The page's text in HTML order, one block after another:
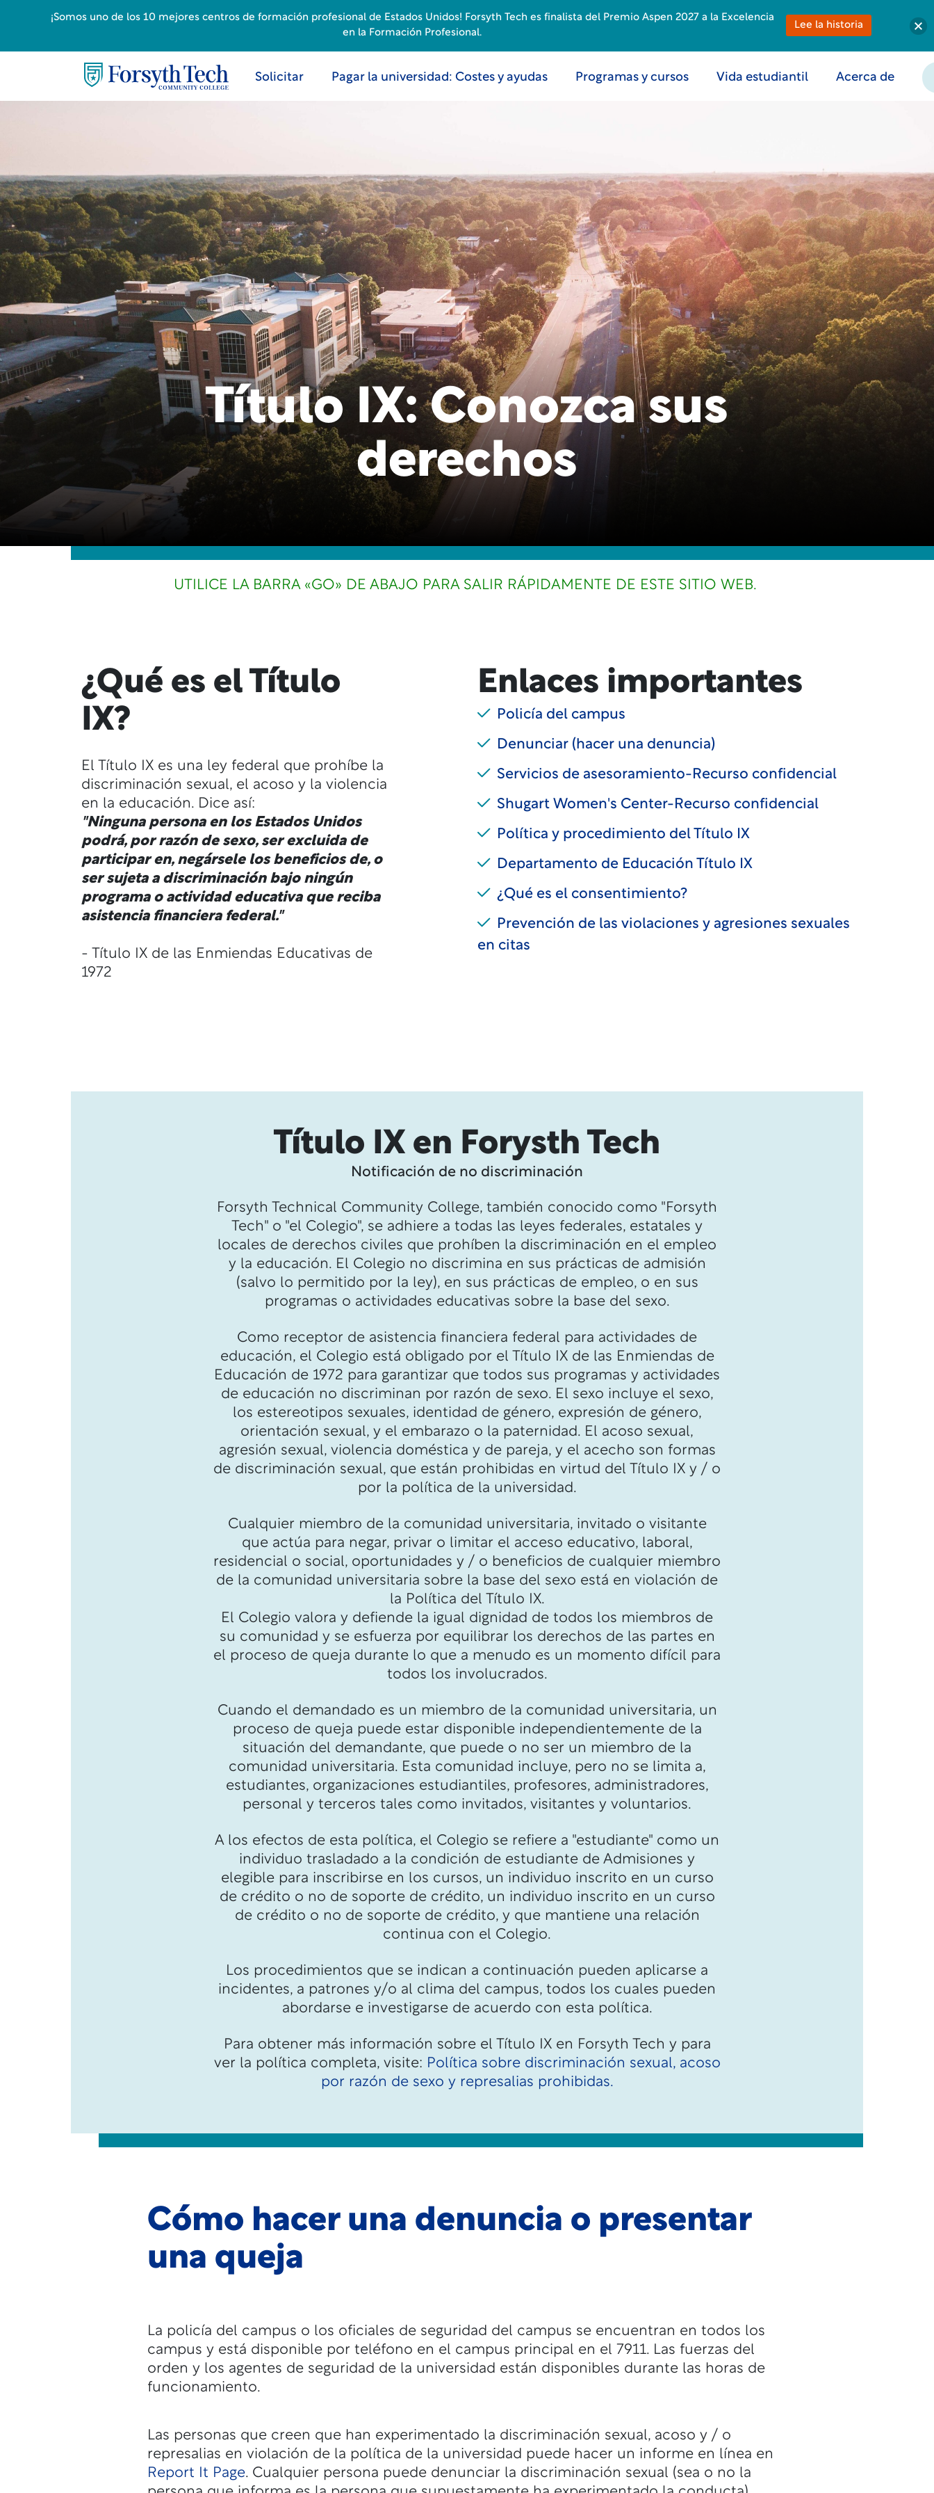
Solicitar Pagar la universidad: Costes y ayudas Programas y cursos Vida estudiantil Acerca de
Título IX: Conozca sus
derechos
UTILICE LA BARRA «GO» DE ABAJO PARA SALIR RÁPIDAMENTE DE ESTE SITIO WEB.
¿Qué es el Título
IX?
El Título IX es una ley federal que prohíbe la
discriminación sexual, el acoso y la violencia
en la educación. Dice así:
"Ninguna persona en los Estados Unidos
podrá, por razón de sexo, ser excluida de
participar en, negársele los beneficios de, o
ser sujeta a discriminación bajo ningún
programa o actividad educativa que reciba
asistencia financiera federal."
- Título IX de las Enmiendas Educativas de
1972
Enlaces importantes
Policía del campus
Denunciar (hacer una denuncia)
Servicios de asesoramiento-Recurso confidencial
Shugart Women's Center-Recurso confidencial
Política y procedimiento del Título IX
Departamento de Educación Título IX
¿Qué es el consentimiento?
Prevención de las violaciones y agresiones sexuales
en citas
Título IX en Forysth Tech
Notificación de no discriminación
Forsyth Technical Community College, también conocido como "Forsyth
Tech" o "el Colegio", se adhiere a todas las leyes federales, estatales y
locales de derechos civiles que prohíben la discriminación en el empleo
y la educación. El Colegio no discrimina en sus prácticas de admisión
(salvo lo permitido por la ley), en sus prácticas de empleo, o en sus
programas o actividades educativas sobre la base del sexo.
Como receptor de asistencia financiera federal para actividades de
educación, el Colegio está obligado por el Título IX de las Enmiendas de
Educación de 1972 para garantizar que todos sus programas y actividades
de educación no discriminan por razón de sexo. El sexo incluye el sexo,
los estereotipos sexuales, identidad de género, expresión de género,
orientación sexual, y el embarazo o la paternidad. El acoso sexual,
agresión sexual, violencia doméstica y de pareja, y el acecho son formas
de discriminación sexual, que están prohibidas en virtud del Título IX y / o
por la política de la universidad.
Cualquier miembro de la comunidad universitaria, invitado o visitante
que actúa para negar, privar o limitar el acceso educativo, laboral,
residencial o social, oportunidades y / o beneficios de cualquier miembro
de la comunidad universitaria sobre la base del sexo está en violación de
la Política del Título IX.
El Colegio valora y defiende la igual dignidad de todos los miembros de
su comunidad y se esfuerza por equilibrar los derechos de las partes en
el proceso de queja durante lo que a menudo es un momento difícil para
todos los involucrados.
Cuando el demandado es un miembro de la comunidad universitaria, un
proceso de queja puede estar disponible independientemente de la
situación del demandante, que puede o no ser un miembro de la
comunidad universitaria. Esta comunidad incluye, pero no se limita a,
estudiantes, organizaciones estudiantiles, profesores, administradores,
personal y terceros tales como invitados, visitantes y voluntarios.
A los efectos de esta política, el Colegio se refiere a "estudiante" como un
individuo trasladado a la condición de estudiante de Admisiones y
elegible para inscribirse en los cursos, un individuo inscrito en un curso
de crédito o no de soporte de crédito, un individuo inscrito en un curso
de crédito o no de soporte de crédito, y que mantiene una relación
continua con el Colegio.
Los procedimientos que se indican a continuación pueden aplicarse a
incidentes, a patrones y/o al clima del campus, todos los cuales pueden
abordarse e investigarse de acuerdo con esta política.
Para obtener más información sobre el Título IX en Forsyth Tech y para
ver la política completa, visite: Política sobre discriminación sexual, acoso
por razón de sexo y represalias prohibidas.
Cómo hacer una denuncia o presentar
una queja
La policía del campus o los oficiales de seguridad del campus se encuentran en todos los
campus y está disponible por teléfono en el campus principal en el 7911. Las fuerzas del
orden y los agentes de seguridad de la universidad están disponibles durante las horas de
funcionamiento.
Las personas que creen que han experimentado la discriminación sexual, acoso y / o
represalias en violación de la política de la universidad puede hacer un informe en línea en
Report It Page. Cualquier persona puede denunciar la discriminación sexual (sea o no la
¡Somos uno de los 10 mejores centros de formación profesional de Estados Unidos! Forsyth Tech es finalista del Premio Aspen 2027 a la Excelencia
en la Formación Profesional.
Lee la historia